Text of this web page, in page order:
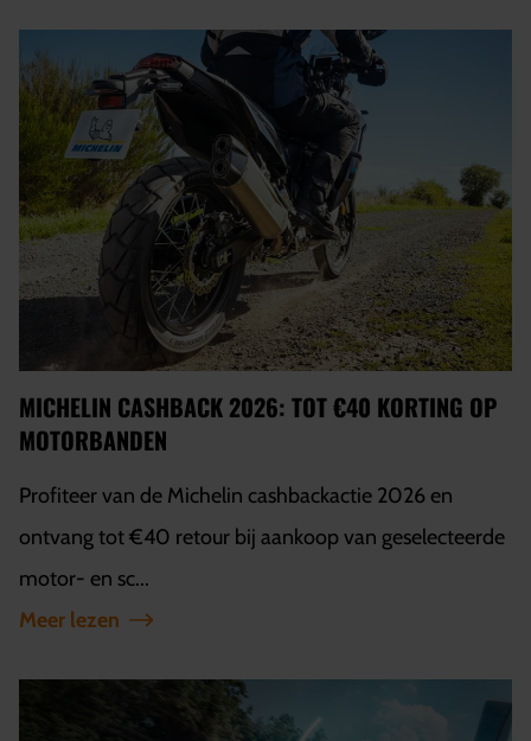
MICHELIN CASHBACK 2026: TOT €40 KORTING OP
MOTORBANDEN
Profiteer van de Michelin cashbackactie 2026 en
ontvang tot €40 retour bij aankoop van geselecteerde
motor- en sc...
Meer lezen